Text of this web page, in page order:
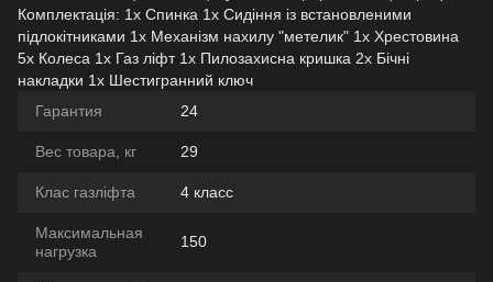
Комплектація: 1х Спинка 1х Сидіння із встановленими
підлокітниками 1х Механізм нахилу "метелик" 1х Хрестовина
5х Колеса 1х Газ ліфт 1х Пилозахисна кришка 2х Бічні
накладки 1х Шестигранний ключ
Гарантия
24
Вес товара, кг 29
Клас газліфта 4 класс
Максимальная
нагрузка
150